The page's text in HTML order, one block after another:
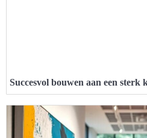
Succesvol bouwen aan een sterk